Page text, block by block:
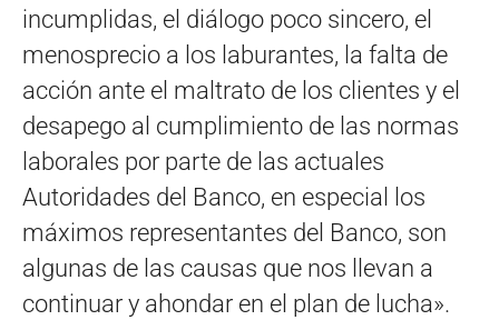
incumplidas, el diálogo poco sincero, el
menosprecio a los laburantes, la falta de
acción ante el maltrato de los clientes y el
desapego al cumplimiento de las normas
laborales por parte de las actuales
Autoridades del Banco, en especial los
máximos representantes del Banco, son
algunas de las causas que nos llevan a
continuar y ahondar en el plan de lucha».